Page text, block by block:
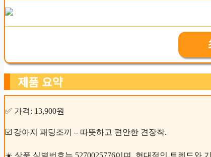
제품 요약
✅ 가격: 13,900원
☑️ 강아지 패딩조끼 – 따뜻하고 편안한 견장착.